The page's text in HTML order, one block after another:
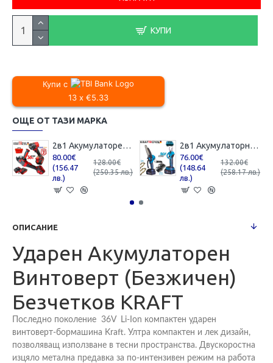
КУПИ
Купи с
13 x €5.33
ОЩЕ ОТ ТАЗИ МАРКА
2в1 Акумулаторен Ъглошлайф и Гайковерт / Импакт KRAFTROYAL 36V 8,0AH 2 батерии Шлайф Червен Комплект
80.00€
(156.47
лв.)
128.00€
(250.35 лв.)
2в1 Акумулаторна Резачка с Автоматично Смазване на Веригата и Лозарска Ножица за Клони 36V 8,0AH KRAFTROYAL 2 батерии в куфар
76.00€
(148.64
лв.)
132.00€
(258.17 лв.)
ОПИСАНИЕ
Ударен Акумулаторен
Винтоверт (Безжичен)
Безчетков KRAFT
Последно поколение 36V Li-Ion компактен ударен
винтоверт-бормашина Kraft. Ултра компактен и лек дизайн,
позволяващ използване в тесни пространства. Двускоростна
изцяло метална предавка за по-интензивен режим на работа